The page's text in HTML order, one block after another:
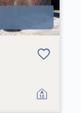
Bolig er gemt
under dine